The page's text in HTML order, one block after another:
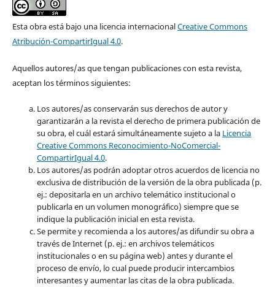
Esta obra está bajo una licencia internacionalCreative Commons
Atribución-CompartirIgual 4.0.
Aquellos autores/as que tengan publicaciones con esta revista,
aceptan los términos siguientes:
Los autores/as conservarán sus derechos de autor y
garantizarán a la revista el derecho de primera publicación de
su obra, el cuál estará simultáneamente sujeto a la Licencia
Creative Commons Reconocimiento-NoComercial-
CompartirIgual 4.0.
Los autores/as podrán adoptar otros acuerdos de licencia no
exclusiva de distribución de la versión de la obra publicada (p.
ej.: depositarla en un archivo telemático institucional o
publicarla en un volumen monográfico) siempre que se
indique la publicación inicial en esta revista.
Se permite y recomienda a los autores/as difundir su obra a
través de Internet (p. ej.: en archivos telemáticos
institucionales o en su página web) antes y durante el
proceso de envío, lo cual puede producir intercambios
interesantes y aumentar las citas de la obra publicada.